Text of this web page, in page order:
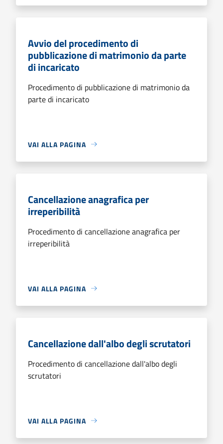
Avvio del procedimento di
pubblicazione di matrimonio da parte
di incaricato
Procedimento di pubblicazione di matrimonio da
parte di incaricato
VAI ALLA PAGINA
Cancellazione anagrafica per
irreperibilità
Procedimento di cancellazione anagrafica per
irreperibilità
VAI ALLA PAGINA
Cancellazione dall'albo degli scrutatori
Procedimento di cancellazione dall'albo degli
scrutatori
VAI ALLA PAGINA